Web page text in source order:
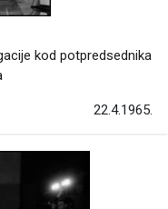
kod potpredsednika
22.4.1965.